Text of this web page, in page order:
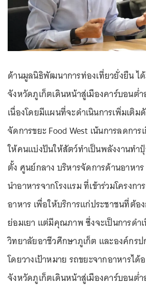
ด้านมูลนิธิพัฒนาการท่องเที่ยวยั่งยืน ไ
จังหวัดภูเก็ตเดินหน้าสู่เมืองคาร์บอนต่
เนื่องโดยมีแผนที่จะดำเนินการเพิ่มเติ
จัดการขยะ Food West เน้นการลดกา
ให้คนแบ่งปันให้สัตว์ทำเป็นพลังงานทำ
ตั้ง ศูนย์กลาง บริหารจัดการด้านอาหาร
นำอาหารจากโรงแรม ที่เข้าร่วมโครงก
อาหาร เพื่อให้บริการแก่ประชาชนที่ต้อ
ย่อมเยา แต่มีคุณภาพ ซึ่งจะเป็นการดำ
วิทยาลัยอาชีวศึกษาภูเก็ต และองค์กร
โดยวางเป้าหมาย รถขยะจากอาหารไ
จังหวัดภูเก็ตเดินหน้าสู่เมืองคาร์บอนต่